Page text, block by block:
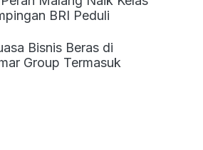
BRI Peduli
Bisnis Beras di
Group Termasuk